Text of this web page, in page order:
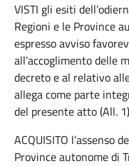
VISTI gli esiti
Regioni e le Province
espresso avviso
all’accoglimento delle
decreto e al relativo
allega come parte
del presente atto (All.
ACQUISITO l’assenso
Province autonome di